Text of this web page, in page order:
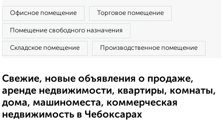
Офисное помещение Торговое помещение
Помещение свободного назначения
Складское помещение Производственное помещение
Свежие, новые объявления о продаже,
аренде недвижимости, квартиры, комнаты,
дома, машиноместа, коммерческая
недвижимость в Чебоксарах